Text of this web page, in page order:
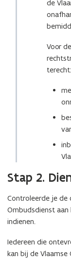
de
Voor
terecht:
Stap 2.
Controleerde je de
Ombudsdienst
indienen.
Iedereen die
kan bij de